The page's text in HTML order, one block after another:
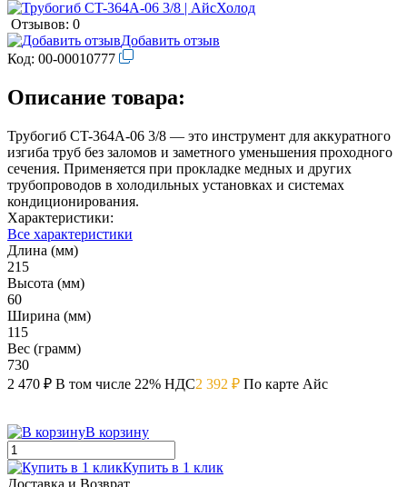
Отзывов: 0
Добавить отзыв
Код: 00-00010777
Описание товара:
Трубогиб CT-364A-06 3/8 — это инструмент для аккуратного
изгиба труб без заломов и заметного уменьшения проходного
сечения. Применяется при прокладке медных и других
трубопроводов в холодильных установках и системах
кондиционирования.
Характеристики:
Все характеристики
Длина (мм)
215
Высота (мм)
60
Ширина (мм)
115
Вес (грамм)
730
2 470 ₽ В том числе 22% НДС2 392 ₽ По карте Айс
В корзину
Купить в 1 клик
Доставка и Возврат